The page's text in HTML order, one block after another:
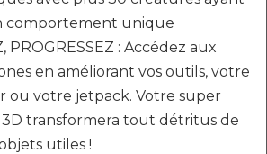
comportement unique
PROGRESSEZ : Accédez aux
en améliorant vos outils, votre
ou votre jetpack. Votre super
transformera tout détritus de
utiles !